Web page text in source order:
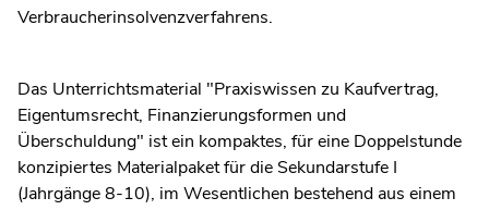
Verbraucherinsolvenzverfahrens.
Das Unterrichtsmaterial "Praxiswissen zu Kaufvertrag,
Eigentumsrecht, Finanzierungsformen und
Überschuldung" ist ein kompaktes, für eine Doppelstunde
konzipiertes Materialpaket für die Sekundarstufe I
(Jahrgänge 8-10), im Wesentlichen bestehend aus einem